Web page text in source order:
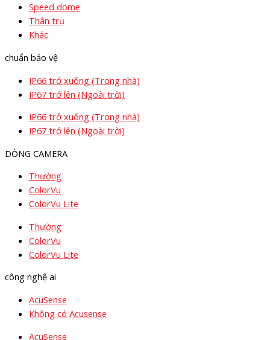
Speed dome
Thân trụ
Khác
chuẩn bảo vệ
IP66 trở xuống (Trong nhà)
IP67 trở lên (Ngoài trời)
IP66 trở xuống (Trong nhà)
IP67 trở lên (Ngoài trời)
DÒNG CAMERA
Thường
ColorVu
ColorVu Lite
Thường
ColorVu
ColorVu Lite
công nghệ ai
AcuSense
Không có Acusense
AcuSense